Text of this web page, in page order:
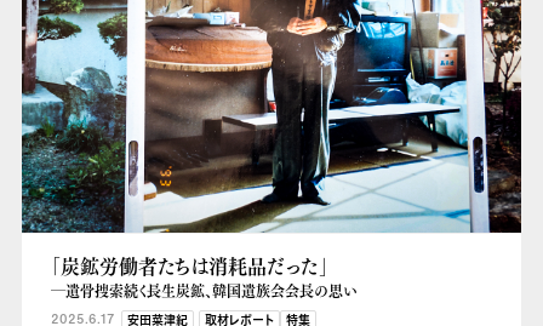
「炭鉱労働者たちは消耗品だった」
―遺骨捜索続く長生炭鉱、韓国遺族会会長の思い
2025.6.17 安田菜津紀 取材レポート
特集